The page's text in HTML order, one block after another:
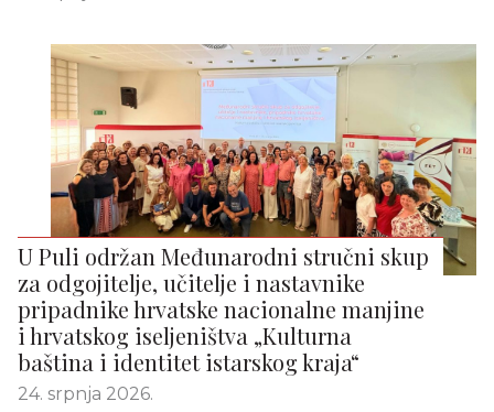
U Puli održan Međunarodni stručni skup
za odgojitelje, učitelje i nastavnike
pripadnike hrvatske nacionalne manjine
i hrvatskog iseljeništva „Kulturna
baština i identitet istarskog kraja“
24. srpnja 2026.